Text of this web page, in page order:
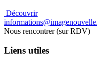
Découvrir
Nous rencontrer (sur RDV)
Liens utiles